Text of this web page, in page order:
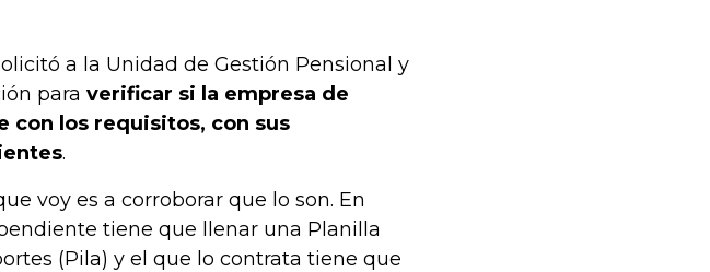
a la Unidad de Gestión Pensional y
para verificar si la empresa de
con los requisitos, con sus
.
voy es a corroborar que lo son. En
tiene que llenar una Planilla
(Pila) y el que lo contrata tiene que